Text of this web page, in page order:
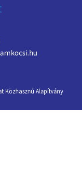
Közhasznú Alapítvány